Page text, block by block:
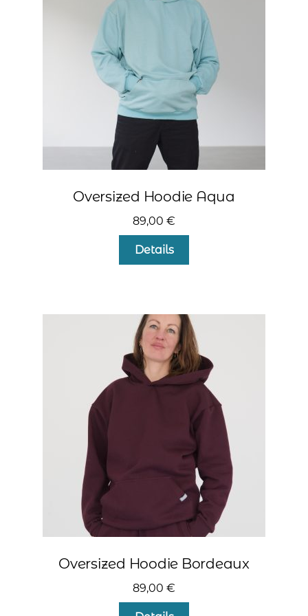
können
auf
der
Produktseite
gewählt
werden
Oversized Hoodie Aqua
89,00 €
Details
auf.
Die
Optionen
können
auf
Produktseite
gewählt
werden
Oversized Hoodie Bordeaux
89,00 €